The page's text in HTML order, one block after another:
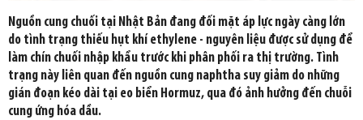
Nguồn cung chuối tại Nhật Bản đang đối mặt áp lực ngày càng lớn
do tình trạng thiếu hụt khí ethylene - nguyên liệu được sử dụng để
làm chín chuối nhập khẩu trước khi phân phối ra thị trường. Tình
trạng này liên quan đến nguồn cung naphtha suy giảm do những
gián đoạn kéo dài tại eo biển Hormuz, qua đó ảnh hưởng đến chuỗi
cung ứng hóa dầu.